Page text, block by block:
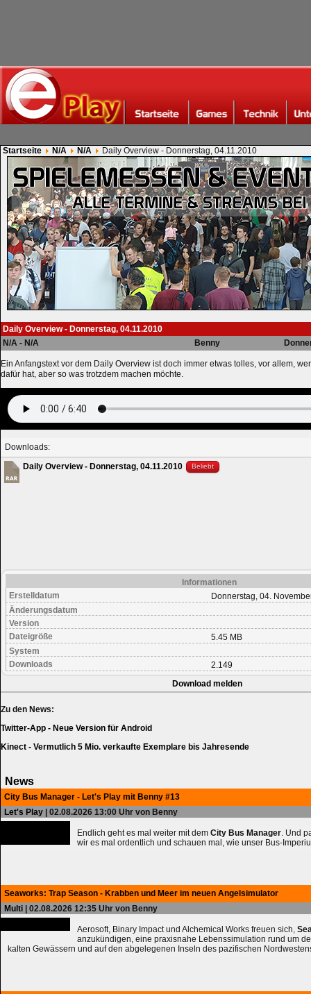
Startseite N/A N/A Daily Overview - Donnerstag, 04.11.2010
Daily Overview - Donnerstag, 04.11.2010
N/A - N/A
Benny
Ein Anfangstext vor dem Daily Overview ist doch immer etwas tolles, vor allem,
dafür hat, aber so was trotzdem machen möchte.
Downloads:
Daily Overview - Donnerstag, 04.11.2010
Beliebt
Informationen
Erstelldatum
Donnerstag, 04.
Änderungsdatum
Version
Dateigröße
5.45 MB
System
Downloads
2.149
Download melden
Zu den News:
Twitter-App - Neue Version für Android
Kinect - Vermutlich 5 Mio. verkaufte Exemplare bis Jahresende
News
City Bus Manager - Let's Play mit Benny #13
Let's Play | 02.08.2026 13:00 Uhr von Benny
Endlich geht es mal weiter mit dem City Bus Manager. Und
wir es mal ordentlich und schauen mal, wie unser Bus-
Seaworks: Trap Season - Krabben und Meer im neuen Angelsimulator
Multi | 02.08.2026 12:35 Uhr von Benny
Aerosoft, Binary Impact und Alchemical Works freuen sich,
anzukündigen, eine praxisnahe Lebenssimulation rund um
kalten Gewässern und auf den abgelegenen Inseln des pazifischen